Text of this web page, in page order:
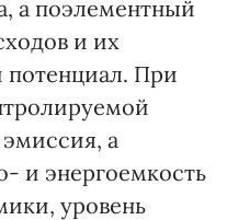
а поэлементный
и их
потенциал. При
а
и энергоемкость
уровень